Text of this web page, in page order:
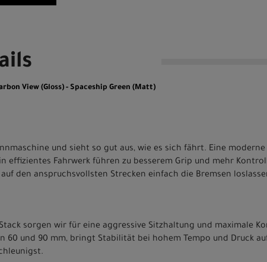
View (Gloss) - Spaceship Green (Matt)
und sieht so gut aus, wie es sich fährt. Eine
Fahrwerk führen zu besserem Grip und mehr
den anspruchsvollsten Strecken einfach die Bremsen
sorgen wir für eine aggressive Sitzhaltung und maximale
60 und 90 mm, bringt Stabilität bei hohem Tempo und Druck